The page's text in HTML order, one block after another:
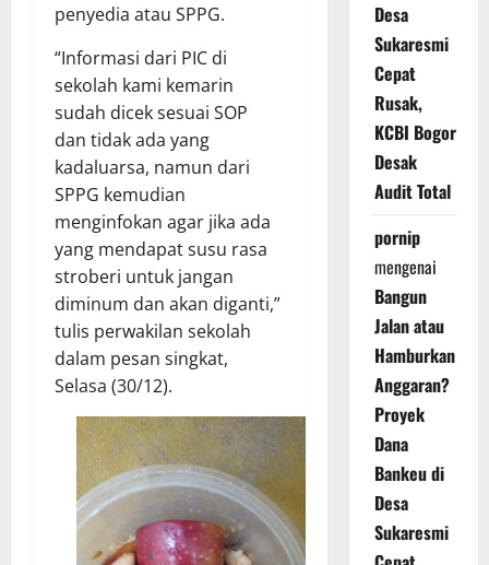
penyedia atau SPPG.
“Informasi dari PIC di
sekolah kami kemarin
sudah dicek sesuai SOP
dan tidak ada yang
kadaluarsa, namun dari
SPPG kemudian
menginfokan agar jika ada
yang mendapat susu rasa
stroberi untuk jangan
diminum dan akan diganti,”
tulis perwakilan sekolah
dalam pesan singkat,
Selasa (30/12).
Desa
Sukaresmi
Cepat
Rusak,
KCBI Bogor
Desak
Audit Total
pornip
mengenai
Bangun
Jalan atau
Hamburkan
Anggaran?
Proyek
Dana
Bankeu di
Desa
Sukaresmi